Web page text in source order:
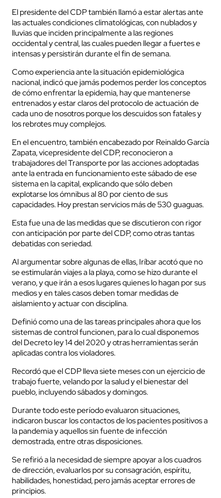
El presidente del CDP también llamó a estar alertas ante
las actuales condiciones climatológicas, con nublados y
lluvias que inciden principalmente a las regiones
occidental y central, las cuales pueden llegar a fuertes e
intensas y persistirán durante el fin de semana.
Como experiencia ante la situación epidemiológica
nacional, indicó que jamás podemos perder los conceptos
de cómo enfrentar la epidemia, hay que mantenerse
entrenados y estar claros del protocolo de actuación de
cada uno de nosotros porque los descuidos son fatales y
los rebrotes muy complejos.
En el encuentro, también encabezado por Reinaldo García
Zapata, vicepresidente del CDP, reconocieron a
trabajadores del Transporte por las acciones adoptadas
ante la entrada en funcionamiento este sábado de ese
sistema en la capital, explicando que sólo deben
explotarse los ómnibus al 80 por ciento de sus
capacidades. Hoy prestan servicios más de 530 guaguas.
Esta fue una de las medidas que se discutieron con rigor
con anticipación por parte del CDP, como otras tantas
debatidas con seriedad.
Al argumentar sobre algunas de ellas, Iríbar acotó que no
se estimularán viajes a la playa, como se hizo durante el
verano, y que irán a esos lugares quienes lo hagan por sus
medios y en tales casos deben tomar medidas de
aislamiento y actuar con disciplina.
Definió como una de las tareas principales ahora que los
sistemas de control funcionen, para lo cual disponemos
del Decreto ley 14 del 2020 y otras herramientas serán
aplicadas contra los violadores.
Recordó que el CDP lleva siete meses con un ejercicio de
trabajo fuerte, velando por la salud y el bienestar del
pueblo, incluyendo sábados y domingos.
Durante todo este período evaluaron situaciones,
indicaron buscar los contactos de los pacientes positivos a
la pandemia y aquellos sin fuente de infección
demostrada, entre otras disposiciones.
Se refirió a la necesidad de siempre apoyar a los cuadros
de dirección, evaluarlos por su consagración, espíritu,
habilidades, honestidad, pero jamás aceptar errores de
principios.